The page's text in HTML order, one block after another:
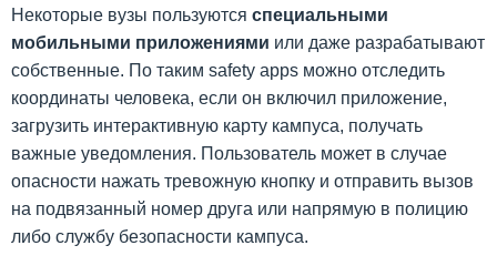
Некоторые вузы пользуются специальными
мобильными приложениями или даже разрабатывают
собственные. По таким safety apps можно отследить
координаты человека, если он включил приложение,
загрузить интерактивную карту кампуса, получать
важные уведомления. Пользователь может в случае
опасности нажать тревожную кнопку и отправить вызов
на подвязанный номер друга или напрямую в полицию
либо службу безопасности кампуса.